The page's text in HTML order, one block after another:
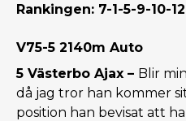
Rankingen: 7-1-5-9-10-
V75-5 2140m Auto
5 Västerbo Ajax – Blir
då jag tror han kommer
position han bevisat att